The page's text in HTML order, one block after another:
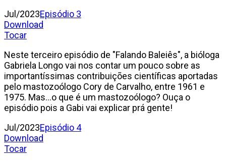
Jul/2023Episódio 3
Download
Tocar
Neste terceiro episódio de "Falando Baleiês", a bióloga
Gabriela Longo vai nos contar um pouco sobre as
importantíssimas contribuições científicas aportadas
pelo mastozoólogo Cory de Carvalho, entre 1961 e
1975. Mas...o que é um mastozoólogo? Ouça o
episódio pois a Gabi vai explicar prá gente!
Jul/2023Episódio 4
Download
Tocar